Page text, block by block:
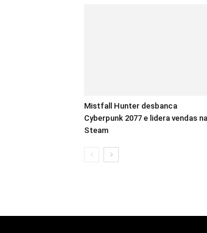
Mistfall Hunter desbanca
Cyberpunk 2077 e lidera vendas na
Steam